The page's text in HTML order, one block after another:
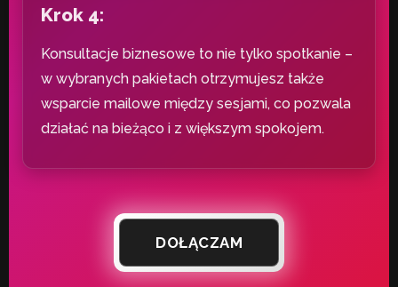
Krok 4:
Konsultacje biznesowe to nie tylko spotkanie –
w wybranych pakietach otrzymujesz także
wsparcie mailowe między sesjami, co pozwala
działać na bieżąco i z większym spokojem.
DOŁĄCZAM